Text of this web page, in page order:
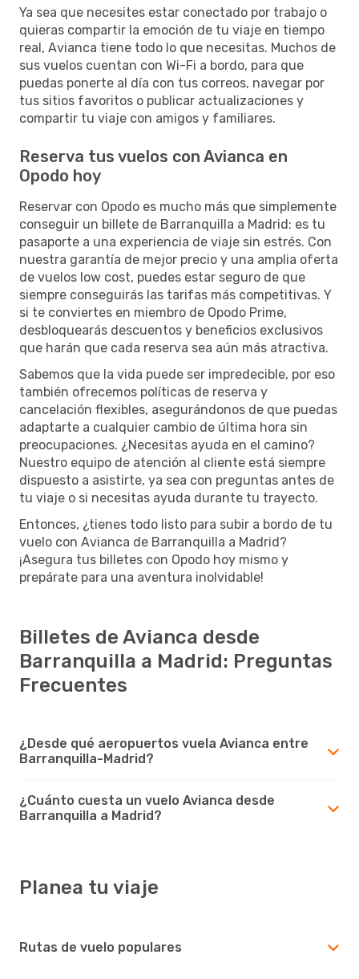
Ya sea que necesites estar conectado por trabajo o
quieras compartir la emoción de tu viaje en tiempo
real, Avianca tiene todo lo que necesitas. Muchos de
sus vuelos cuentan con Wi-Fi a bordo, para que
puedas ponerte al día con tus correos, navegar por
tus sitios favoritos o publicar actualizaciones y
compartir tu viaje con amigos y familiares.
Reserva tus vuelos con Avianca en
Opodo hoy
Reservar con Opodo es mucho más que simplemente
conseguir un billete de Barranquilla a Madrid: es tu
pasaporte a una experiencia de viaje sin estrés. Con
nuestra garantía de mejor precio y una amplia oferta
de vuelos low cost, puedes estar seguro de que
siempre conseguirás las tarifas más competitivas. Y
si te conviertes en miembro de Opodo Prime,
desbloquearás descuentos y beneficios exclusivos
que harán que cada reserva sea aún más atractiva.
Sabemos que la vida puede ser impredecible, por eso
también ofrecemos políticas de reserva y
cancelación flexibles, asegurándonos de que puedas
adaptarte a cualquier cambio de última hora sin
preocupaciones. ¿Necesitas ayuda en el camino?
Nuestro equipo de atención al cliente está siempre
dispuesto a asistirte, ya sea con preguntas antes de
tu viaje o si necesitas ayuda durante tu trayecto.
Entonces, ¿tienes todo listo para subir a bordo de tu
vuelo con Avianca de Barranquilla a Madrid?
¡Asegura tus billetes con Opodo hoy mismo y
prepárate para una aventura inolvidable!
Billetes de Avianca desde
Barranquilla a Madrid: Preguntas
Frecuentes
¿Desde qué aeropuertos vuela Avianca entre
Barranquilla-Madrid?
¿Cuánto cuesta un vuelo Avianca desde
Barranquilla a Madrid?
Planea tu viaje
Rutas de vuelo populares